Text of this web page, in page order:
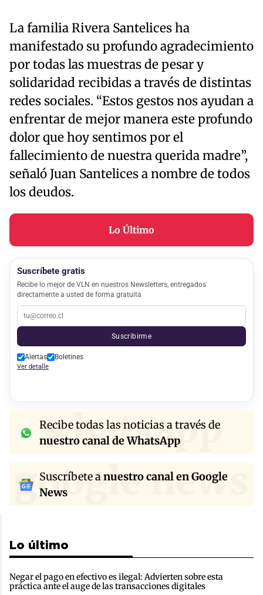
La familia Rivera Santelices ha
manifestado su profundo agradecimiento
por todas las muestras de pesar y
solidaridad recibidas a través de distintas
redes sociales. “Estos gestos nos ayudan a
enfrentar de mejor manera este profundo
dolor que hoy sentimos por el
fallecimiento de nuestra querida madre”,
señaló Juan Santelices a nombre de todos
los deudos.
Lo Último
Suscríbete gratis
Recibe lo mejor de VLN en nuestros Newsletters, entregados
directamente a usted de forma gratuita
Suscribirme
Alertas Boletines
Ver detalle
whatsapp
Recibe todas las noticias a través de
nuestro canal de WhatsApp
google news
Suscríbete anuestro canal en Google
News
Lo último
Negar el pago en efectivo es ilegal: Advierten sobre esta
práctica ante el auge de las transacciones digitales